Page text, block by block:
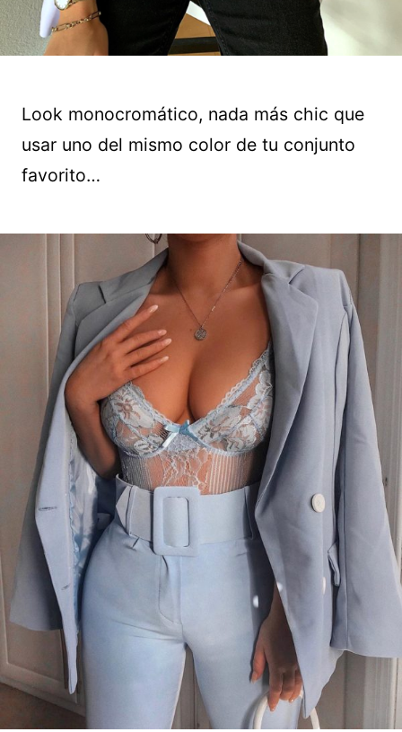
Look monocromático, nada más chic que
usar uno del mismo color de tu conjunto
favorito…